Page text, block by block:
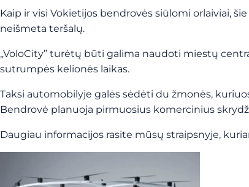
Kaip ir visi Vokietijos bendrovės siūlomi orlaiviai,
neišmeta teršalų.
„VoloCity” turėtų būti galima naudoti miestų
sutrumpės kelionės laikas.
Taksi automobilyje galės sėdėti du žmonės,
Bendrovė planuoja pirmuosius komercinius
Daugiau informacijos rasite mūsų straipsnyje,